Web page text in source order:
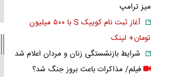
میز ترامپ
آغاز ثبت نام کوییک S با ۵۰۰ میلیون
تومان+ لینک
شرایط بازنشستگی زنان و مردان اعلام شد
فیلم/ مذاکرات باعث بروز جنگ شد؟